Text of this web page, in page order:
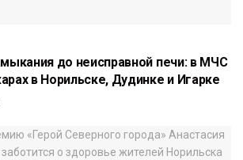
до неисправной печи: в МЧС
в Норильске, Дудинке и Игарке